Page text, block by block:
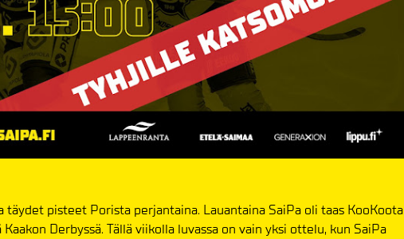
täydet pisteet Porista perjantaina. Lauantaina SaiPa oli taas KooKoota
Derbyssä. Tällä viikolla luvassa on vain yksi ottelu, kun SaiPa